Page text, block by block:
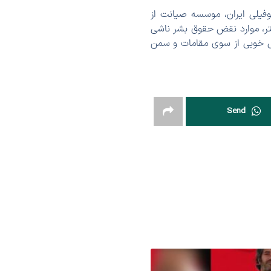
ایران، موسسه صیانت از
بودند که در قالب حدود 30 عدد تصویر و پوستر، موارد نقض حقوق بشر ناشی
خوبی از سوی مقامات و سمن
Send